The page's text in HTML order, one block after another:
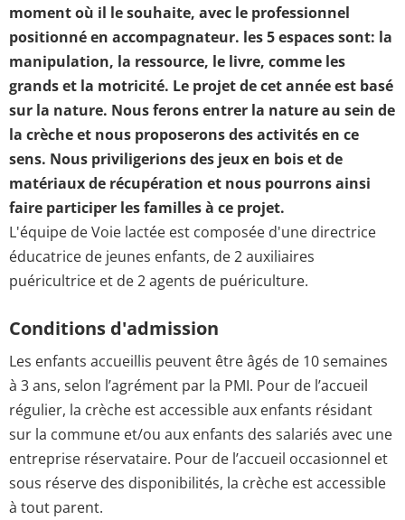
moment où il le souhaite, avec le professionnel
positionné en accompagnateur. les 5 espaces sont: la
manipulation, la ressource, le livre, comme les
grands et la motricité. Le projet de cet année est basé
sur la nature. Nous ferons entrer la nature au sein de
la crèche et nous proposerons des activités en ce
sens. Nous priviligerions des jeux en bois et de
matériaux de récupération et nous pourrons ainsi
faire participer les familles à ce projet.
L'équipe de Voie lactée est composée d'une directrice
éducatrice de jeunes enfants, de 2 auxiliaires
puéricultrice et de 2 agents de puériculture.
Conditions d'admission
Les enfants accueillis peuvent être âgés de 10 semaines
à 3 ans, selon l’agrément par la PMI. Pour de l’accueil
régulier, la crèche est accessible aux enfants résidant
sur la commune et/ou aux enfants des salariés avec une
entreprise réservataire. Pour de l’accueil occasionnel et
sous réserve des disponibilités, la crèche est accessible
à tout parent.